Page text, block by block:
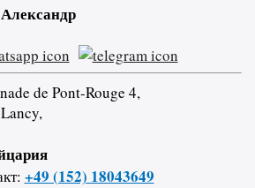
Александр
de Pont-Rouge 4,
+49 (152) 18043649